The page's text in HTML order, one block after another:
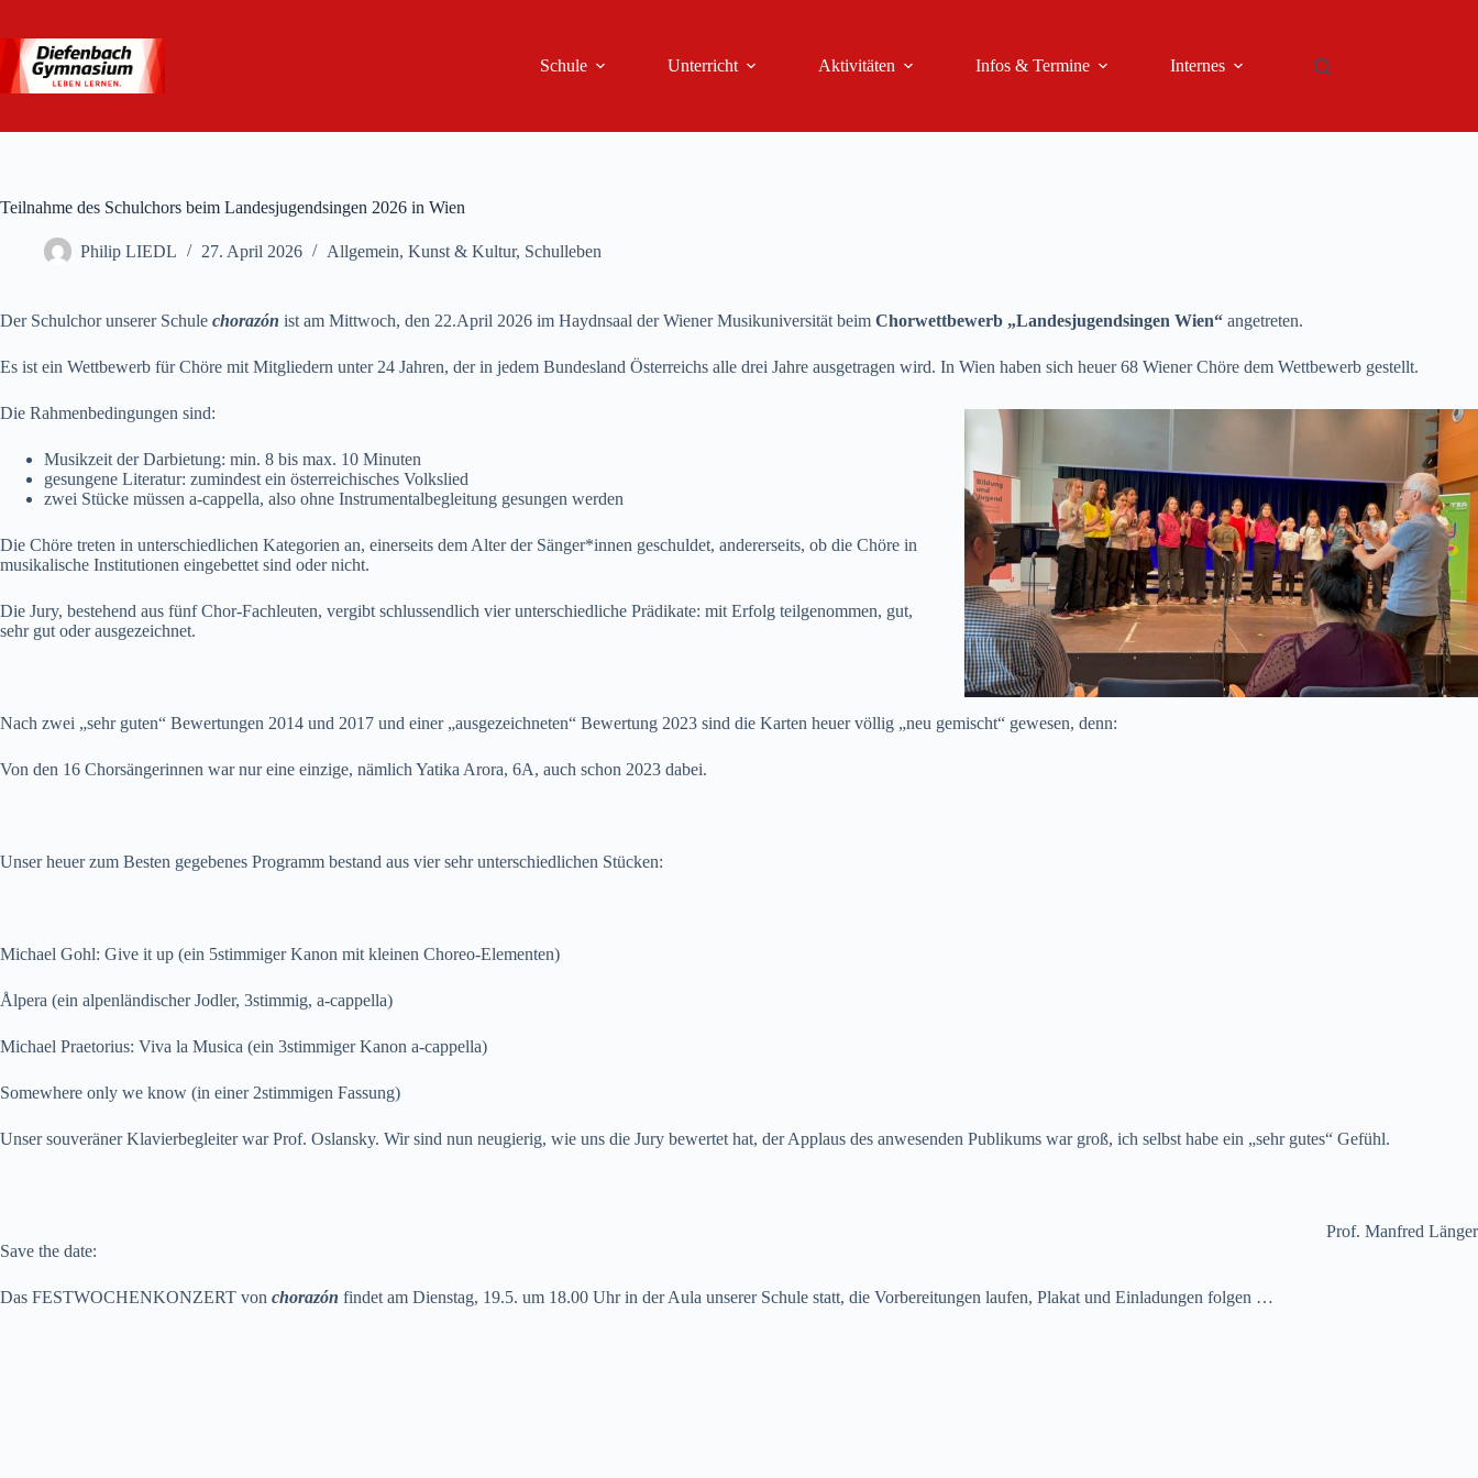
springen
Schule
Unterricht Aktivitäten Infos & Termine Internes
Teilnahme des Schulchors beim Landesjugendsingen 2026 in Wien
Philip LIEDL 27. April 2026 Allgemein, Kunst & Kultur, Schulleben
Der Schulchor unserer Schule chorazón ist am Mittwoch, den 22.April 2026 im Haydnsaal der Wiener Musikuniversität beim Chorwettbewerb „Landesjugendsingen Wien“ angetreten.
Es ist ein Wettbewerb für Chöre mit Mitgliedern unter 24 Jahren, der in jedem Bundesland Österreichs alle drei Jahre ausgetragen wird. In Wien haben sich heuer 68 Wiener Chöre dem Wettbewerb gestellt.
Die Rahmenbedingungen sind:
Musikzeit der Darbietung: min. 8 bis max. 10 Minuten
gesungene Literatur: zumindest ein österreichisches Volkslied
zwei Stücke müssen a-cappella, also ohne Instrumentalbegleitung gesungen werden
Die Chöre treten in unterschiedlichen Kategorien an, einerseits dem Alter der Sänger*innen geschuldet, andererseits, ob die Chöre in
musikalische Institutionen eingebettet sind oder nicht.
Die Jury, bestehend aus fünf Chor-Fachleuten, vergibt schlussendlich vier unterschiedliche Prädikate: mit Erfolg teilgenommen, gut,
sehr gut oder ausgezeichnet.
Nach zwei „sehr guten“ Bewertungen 2014 und 2017 und einer „ausgezeichneten“ Bewertung 2023 sind die Karten heuer völlig „neu gemischt“ gewesen, denn:
Von den 16 Chorsängerinnen war nur eine einzige, nämlich Yatika Arora, 6A, auch schon 2023 dabei.
Unser heuer zum Besten gegebenes Programm bestand aus vier sehr unterschiedlichen Stücken:
Michael Gohl: Give it up (ein 5stimmiger Kanon mit kleinen Choreo-Elementen)
Ålpera (ein alpenländischer Jodler, 3stimmig, a-cappella)
Michael Praetorius: Viva la Musica (ein 3stimmiger Kanon a-cappella)
Somewhere only we know (in einer 2stimmigen Fassung)
Unser souveräner Klavierbegleiter war Prof. Oslansky. Wir sind nun neugierig, wie uns die Jury bewertet hat, der Applaus des anwesenden Publikums war groß, ich selbst habe ein „sehr gutes“ Gefühl.
Prof. Manfred Länger
Save the date:
Das FESTWOCHENKONZERT von chorazón findet am Dienstag, 19.5. um 18.00 Uhr in der Aula unserer Schule statt, die Vorbereitungen laufen, Plakat und Einladungen folgen …